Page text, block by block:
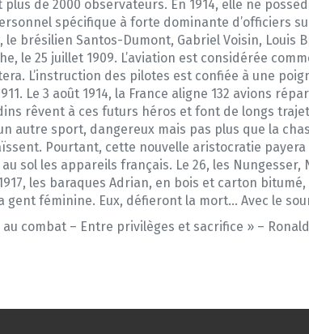
de 2000 observateurs. En 1914, elle ne
spécifique à forte dominante d’officiers
le brésilien Santos-Dumont, Gabriel Voisin, Louis
le 25 juillet 1909. L’aviation est considérée
L’instruction des pilotes est confiée à une
Le 3 août 1914, la France aligne 132 avions
rêvent à ces futurs héros et font de longs
autre sport, dangereux mais pas plus que la
Pourtant, cette nouvelle aristocratie
au sol les appareils français. Le 26, les
1917, les baraques Adrian, en bois et carton
gent féminine. Eux, défieront la mort… Avec le
au combat – Entre privilèges et sacrifice » –